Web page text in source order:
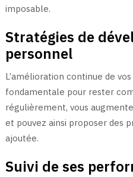
imposable.
Stratégies de
personnel
L’amélioration continue de
fondamentale pour rester
régulièrement, vous
et pouvez ainsi proposer des
ajoutée.
Suivi de ses